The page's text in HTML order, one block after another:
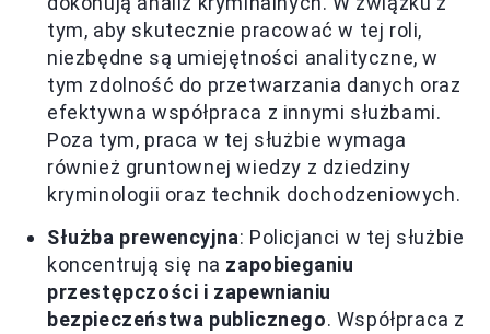
tym, aby skutecznie pracować w tej roli,
niezbędne są umiejętności analityczne, w
tym zdolność do przetwarzania danych oraz
efektywna współpraca z innymi służbami.
Poza tym, praca w tej służbie wymaga
również gruntownej wiedzy z dziedziny
kryminologii oraz technik dochodzeniowych.
Służba prewencyjna: Policjanci w tej służbie
koncentrują się na zapobieganiu
przestępczości i zapewnianiu
bezpieczeństwa publicznego. Współpraca z